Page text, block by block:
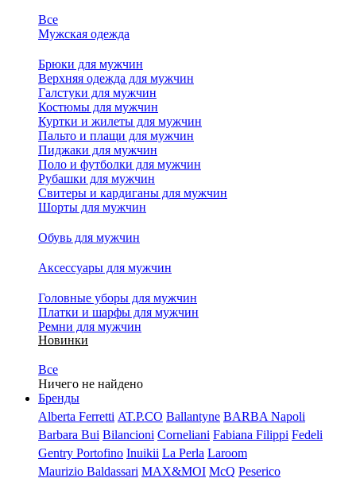
Все
Мужская одежда
Брюки для мужчин
Верхняя одежда для мужчин
Галстуки для мужчин
Костюмы для мужчин
Куртки и жилеты для мужчин
Пальто и плащи для мужчин
Пиджаки для мужчин
Поло и футболки для мужчин
Рубашки для мужчин
Свитеры и кардиганы для мужчин
Шорты для мужчин
Обувь для мужчин
Аксессуары для мужчин
Головные уборы для мужчин
Платки и шарфы для мужчин
Ремни для мужчин
Новинки
Все
Ничего не найдено
Бренды
Alberta Ferretti AT.P.CO Ballantyne BARBA Napoli
Barbara Bui Bilancioni Corneliani Fabiana Filippi Fedeli
Gentry Portofino Inuikii La Perla Laroom
Maurizio Baldassari MAX&MOI McQ Peserico